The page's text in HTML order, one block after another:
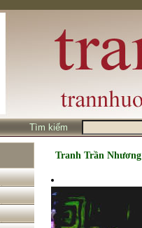
Tìm kiếm
Tranh Trần Nhương